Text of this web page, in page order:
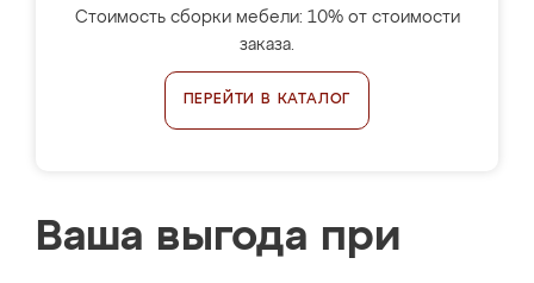
Стоимость сборки мебели: 10% от стоимости
заказа.
ПЕРЕЙТИ В КАТАЛОГ
Ваша выгода при